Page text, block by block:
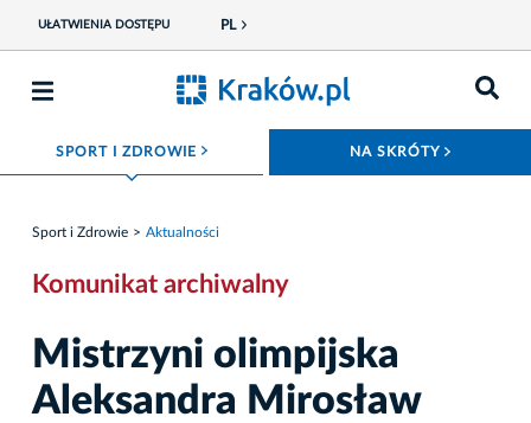
UŁATWIENIA DOSTĘPU PL
SPORT I ZDROWIE ROZWIŃ MENU NA SKRÓTY
Sport i Zdrowie Aktualności
Komunikat archiwalny
Mistrzyni olimpijska
Aleksandra Mirosław